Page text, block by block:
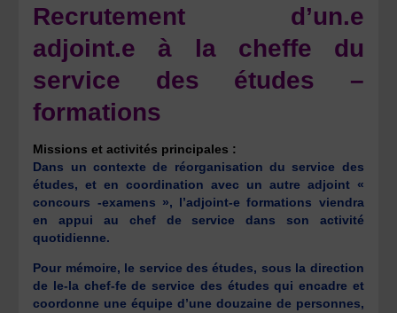
Recrutement d’un.e
adjoint.e à la cheffe du
service des études –
formations
Missions et activités principales :
Dans un contexte de réorganisation du service des
études, et en coordination avec un autre adjoint «
concours -examens », l’adjoint-e formations viendra
en appui au chef de service dans son activité
quotidienne.
Pour mémoire, le service des études, sous la direction
de le-la chef-fe de service des études qui encadre et
coordonne une équipe d’une douzaine de personnes,